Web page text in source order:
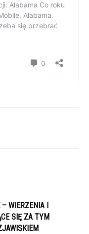
WIERZENIA I
SIĘ ZA TYM